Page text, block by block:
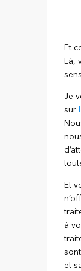
Et
Là,
Je
sur
Et
à
et